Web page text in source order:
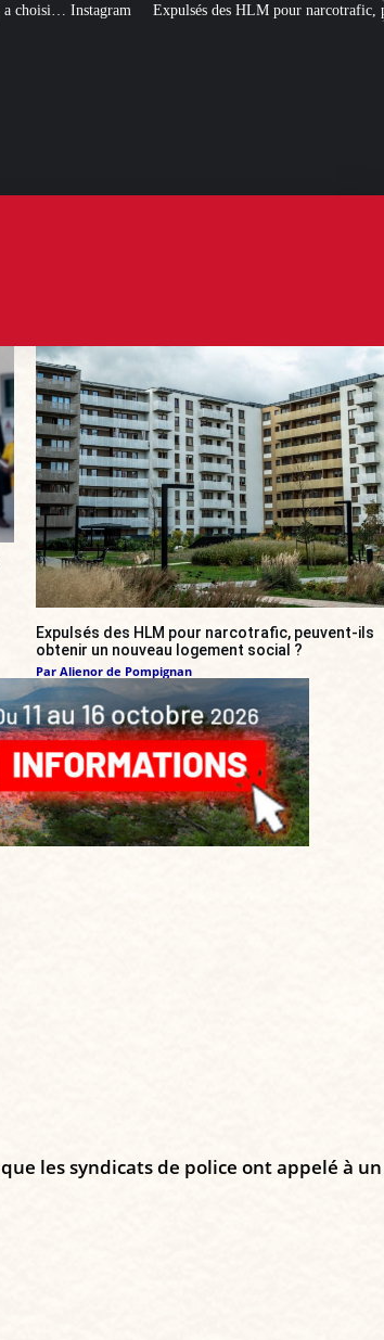
des HLM pour narcotrafic, peuvent-ils obtenir un
Expulsés des HLM pour narcotrafic, peuvent-ils
obtenir un nouveau logement social ?
Par Alienor de Pompignan
les syndicats de police ont appelé à un